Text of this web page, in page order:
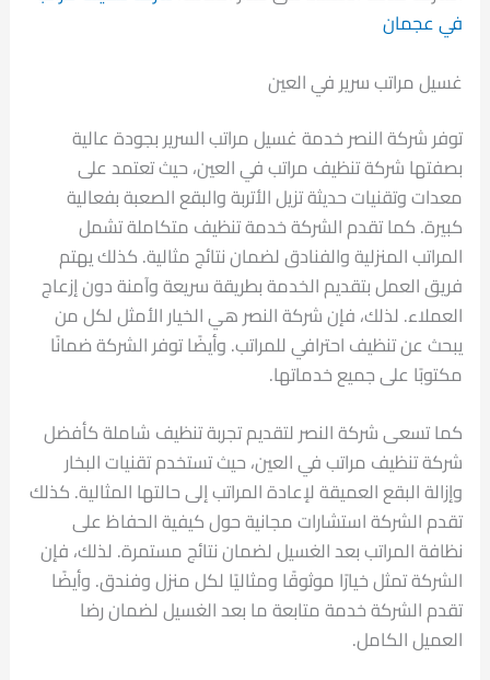
في عجمان
غسيل مراتب سرير في العين
توفر شركة النصر خدمة غسيل مراتب السرير بجودة عالية
بصفتها شركة تنظيف مراتب في العين، حيث تعتمد على
معدات وتقنيات حديثة تزيل الأتربة والبقع الصعبة بفعالية
كبيرة. كما تقدم الشركة خدمة تنظيف متكاملة تشمل
المراتب المنزلية والفنادق لضمان نتائج مثالية. كذلك يهتم
فريق العمل بتقديم الخدمة بطريقة سريعة وآمنة دون إزعاج
العملاء. لذلك، فإن شركة النصر هي الخيار الأمثل لكل من
يبحث عن تنظيف احترافي للمراتب. وأيضًا توفر الشركة ضمانًا
مكتوبًا على جميع خدماتها.
كما تسعى شركة النصر لتقديم تجربة تنظيف شاملة كأفضل
شركة تنظيف مراتب في العين، حيث تستخدم تقنيات البخار
وإزالة البقع العميقة لإعادة المراتب إلى حالتها المثالية. كذلك
تقدم الشركة استشارات مجانية حول كيفية الحفاظ على
نظافة المراتب بعد الغسيل لضمان نتائج مستمرة. لذلك، فإن
الشركة تمثل خيارًا موثوقًا ومثاليًا لكل منزل وفندق. وأيضًا
تقدم الشركة خدمة متابعة ما بعد الغسيل لضمان رضا
العميل الكامل.